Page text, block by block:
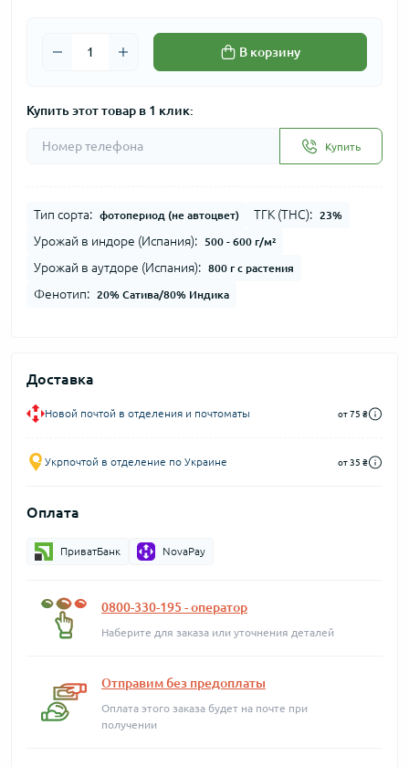
В корзину
Купить этот товар в 1 клик:
Купить
Тип сорта: фотопериод (не автоцвет) ТГК (THC): 23%
Урожай в индоре (Испания): 500 - 600 г/м²
Урожай в аутдоре (Испания): 800 г с растения
Фенотип: 20% Сатива/80% Индика
Доставка
Новой почтой в отделения и почтоматы от 75 ₴
Укрпочтой в отделение по Украине от 35 ₴
Оплата
ПриватБанк NovaPay
0800-330-195 - оператор
Наберите для заказа или уточнения деталей
Отправим без предоплаты
Оплата этого заказа будет на почте при
получении